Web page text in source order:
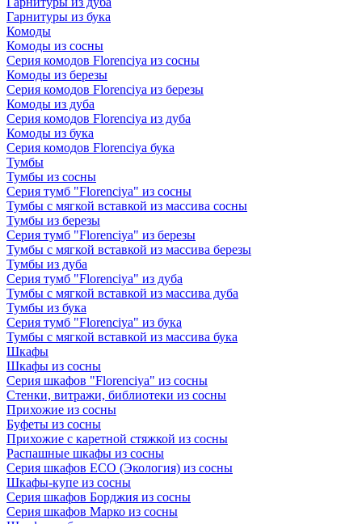
Гарнитуры из бука
Комоды
Комоды из сосны
Серия комодов Florenciya из сосны
Комоды из березы
Серия комодов Florenciya из березы
Комоды из дуба
Серия комодов Florenciya из дуба
Комоды из бука
Серия комодов Florenciya бука
Тумбы
Тумбы из сосны
Серия тумб "Florenciya" из сосны
Тумбы с мягкой вставкой из массива сосны
Тумбы из березы
Серия тумб "Florenciya" из березы
Тумбы с мягкой вставкой из массива березы
Тумбы из дуба
Серия тумб "Florenciya" из дуба
Тумбы с мягкой вставкой из массива дуба
Тумбы из бука
Серия тумб "Florenciya" из бука
Тумбы с мягкой вставкой из массива бука
Шкафы
Шкафы из сосны
Серия шкафов "Florenciya" из сосны
Стенки, витражи, библиотеки из сосны
Прихожие из сосны
Буфеты из сосны
Прихожие с каретной стяжкой из сосны
Распашные шкафы из сосны
Серия шкафов ECO (Экология) из сосны
Шкафы-купе из сосны
Серия шкафов Борджия из сосны
Серия шкафов Марко из сосны